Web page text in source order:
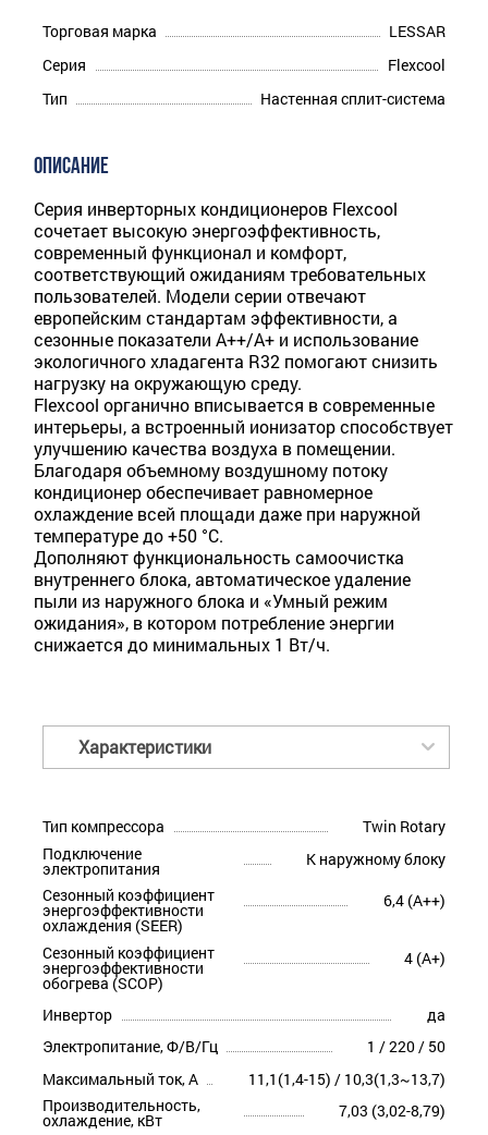
Торговая марка
LESSAR
Серия
Flexcool
Тип
Настенная сплит-система
ОПИСАНИЕ
Серия инверторных кондиционеров Flexcool
сочетает высокую энергоэффективность,
современный функционал и комфорт,
соответствующий ожиданиям требовательных
пользователей. Модели серии отвечают
европейским стандартам эффективности, а
сезонные показатели A++/A+ и использование
экологичного хладагента R32 помогают снизить
нагрузку на окружающую среду.
Flexcool органично вписывается в современные
интерьеры, а встроенный ионизатор способствует
улучшению качества воздуха в помещении.
Благодаря объемному воздушному потоку
кондиционер обеспечивает равномерное
охлаждение всей площади даже при наружной
температуре до +50 °C.
Дополняют функциональность самоочистка
внутреннего блока, автоматическое удаление
пыли из наружного блока и «Умный режим
ожидания», в котором потребление энергии
снижается до минимальных 1 Вт/ч.
Характеристики
Тип компрессора
Twin Rotary
Подключение
электропитания
К наружному блоку
Сезонный коэффициент
энергоэффективности
охлаждения (SEER)
6,4 (A++)
Сезонный коэффициент
энергоэффективности
обогрева (SCOP)
4 (A+)
Инвертор
да
Электропитание, Ф/В/Гц
1 / 220 / 50
Максимальный ток, А
11,1(1,4-15) / 10,3(1,3~13,7)
Производительность,
охлаждение, кВт
7,03 (3,02-8,79)